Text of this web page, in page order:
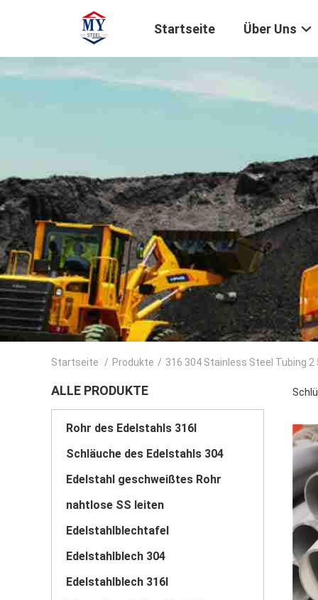
Startseite Über Uns
Startseite / Produkte / 316 304 Stainless Steel Tubing 2
ALLE PRODUKTE
Rohr des Edelstahls 316l
Schläuche des Edelstahls 304
Edelstahl geschweißtes Rohr
nahtlose SS leiten
Edelstahlblechtafel
Edelstahlblech 304
Edelstahlblech 316l